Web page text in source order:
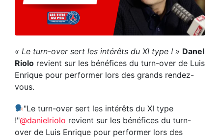
« Le turn-over sert les intérêts du XI type ! » Danel
Riolo revient sur les bénéfices du turn-over de Luis
Enrique pour performer lors des grands rendez-
vous.
"Le turn-over sert les intérêts du XI type
!"@danielriolo revient sur les bénéfices du turn-
over de Luis Enrique pour performer lors des